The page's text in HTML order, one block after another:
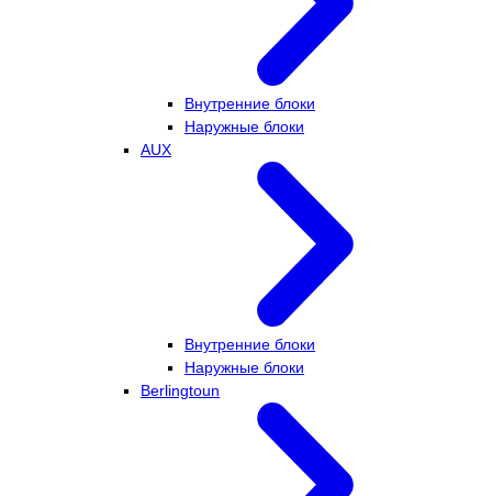
Внутренние блоки
Наружные блоки
AUX
Внутренние блоки
Наружные блоки
Berlingtoun